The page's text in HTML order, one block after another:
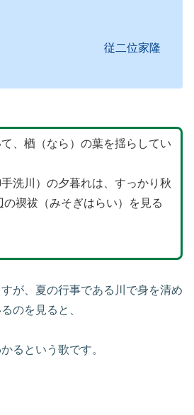
従二位家隆
、楢（なら）の葉を揺らしてい
洗川）の夕暮れは、すっかり秋
禊祓（みそぎはらい）を見る
が、夏の行事である川で身を清め
のを見ると、
るという歌です。